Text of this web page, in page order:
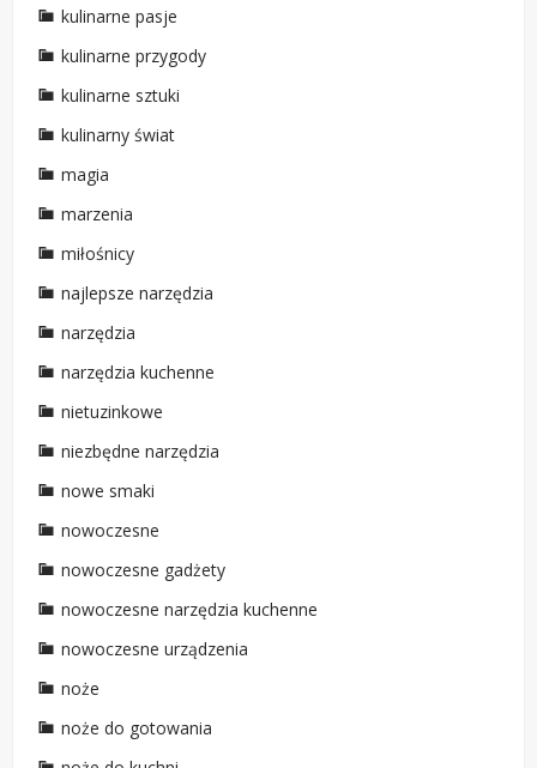
kulinarne pasje
kulinarne przygody
kulinarne sztuki
kulinarny świat
magia
marzenia
miłośnicy
najlepsze narzędzia
narzędzia
narzędzia kuchenne
nietuzinkowe
niezbędne narzędzia
nowe smaki
nowoczesne
nowoczesne gadżety
nowoczesne narzędzia kuchenne
nowoczesne urządzenia
noże
noże do gotowania